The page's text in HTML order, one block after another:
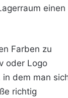
einen
Farben zu
oder Logo
dem man
richtig